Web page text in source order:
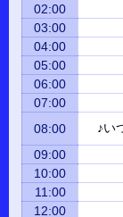
02:00
03:00
04:00
05:00
06:00
07:00
08:00
♪い
09:00
10:00
11:00
12:00